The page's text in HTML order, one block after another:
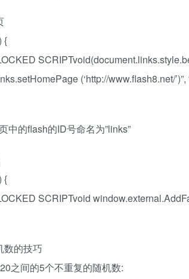
{
(‘http://www.flash8.net/’)”,
中的flash的ID号命名为”links”
{
SCRIPTvoid
数的技巧
之间的5个不重复的随机数: